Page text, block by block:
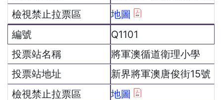
地圖
Q1101
將軍澳循道衛理小學
新界將軍澳唐俊街15號
地圖